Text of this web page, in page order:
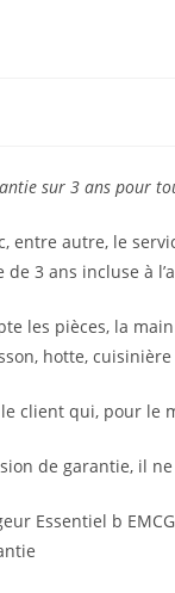
sur 3 ans pour
entre autre, le
3 ans incluse à
les pièces, la
hotte,
client qui, pour le
de garantie, il
Essentiel b